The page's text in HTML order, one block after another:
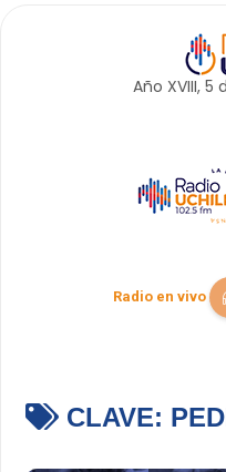
Año XVIII, 5
Radio en vivo
CLAVE: